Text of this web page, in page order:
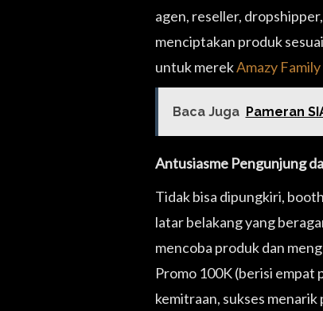
agen, reseller,
menciptakan produk
untuk merekAmazy
Baca Juga Pameran
Antusiasme Pengunjung
Tidak bisa dipungkiri,
latar belakang yang
mencoba produk dan
Promo 100K (berisi empat
kemitraan, sukses